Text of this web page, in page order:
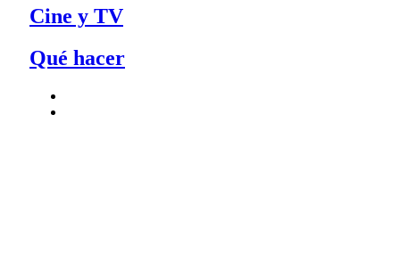
Cine y TV
Qué hacer